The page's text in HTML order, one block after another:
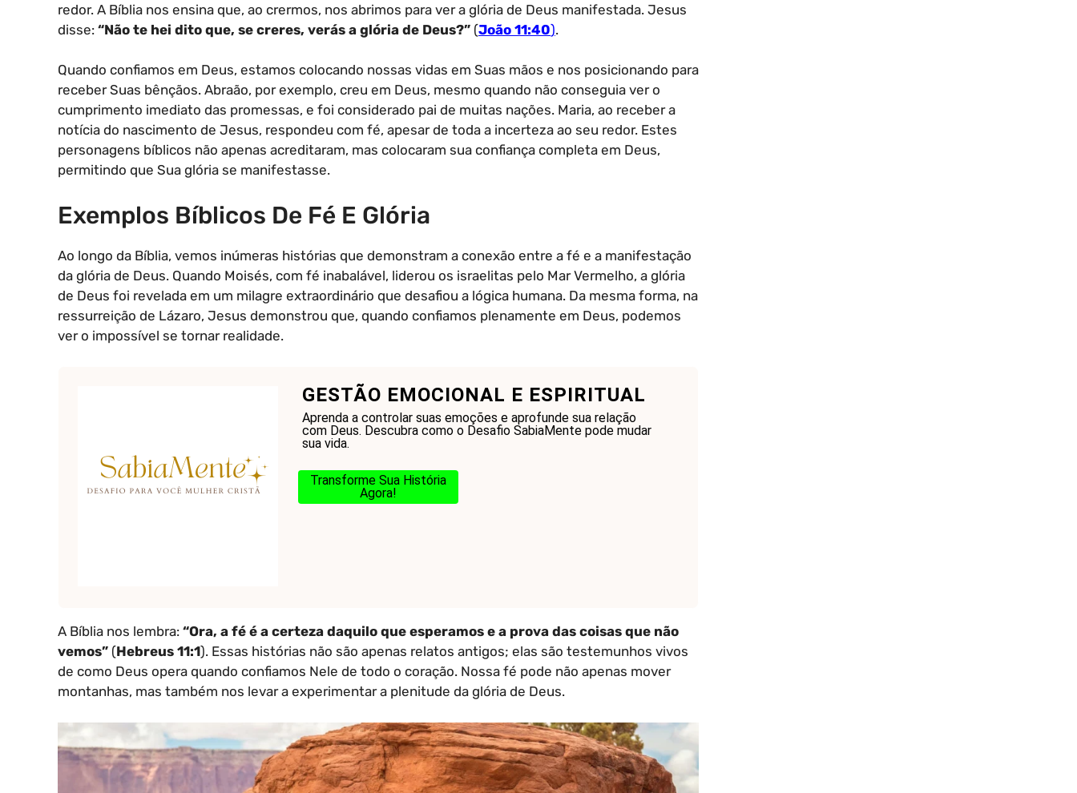
redor. A Bíblia nos ensina que, ao crermos, nos abrimos para ver a glória de Deus manifestada. Jesus
disse: “Não te hei dito que, se creres, verás a glória de Deus?” (João 11:40).
Quando confiamos em Deus, estamos colocando nossas vidas em Suas mãos e nos posicionando para
receber Suas bênçãos. Abraão, por exemplo, creu em Deus, mesmo quando não conseguia ver o
cumprimento imediato das promessas, e foi considerado pai de muitas nações. Maria, ao receber a
notícia do nascimento de Jesus, respondeu com fé, apesar de toda a incerteza ao seu redor. Estes
personagens bíblicos não apenas acreditaram, mas colocaram sua confiança completa em Deus,
permitindo que Sua glória se manifestasse.
Exemplos Bíblicos De Fé E Glória
Ao longo da Bíblia, vemos inúmeras histórias que demonstram a conexão entre a fé e a manifestação
da glória de Deus. Quando Moisés, com fé inabalável, liderou os israelitas pelo Mar Vermelho, a glória
de Deus foi revelada em um milagre extraordinário que desafiou a lógica humana. Da mesma forma, na
ressurreição de Lázaro, Jesus demonstrou que, quando confiamos plenamente em Deus, podemos
ver o impossível se tornar realidade.
GESTÃO EMOCIONAL E ESPIRITUAL
Aprenda a controlar suas emoções e aprofunde sua relação
com Deus. Descubra como o Desafio SabiaMente pode mudar
sua vida.
Transforme Sua História
Agora!
A Bíblia nos lembra: “Ora, a fé é a certeza daquilo que esperamos e a prova das coisas que não
vemos” (Hebreus 11:1). Essas histórias não são apenas relatos antigos; elas são testemunhos vivos
de como Deus opera quando confiamos Nele de todo o coração. Nossa fé pode não apenas mover
montanhas, mas também nos levar a experimentar a plenitude da glória de Deus.